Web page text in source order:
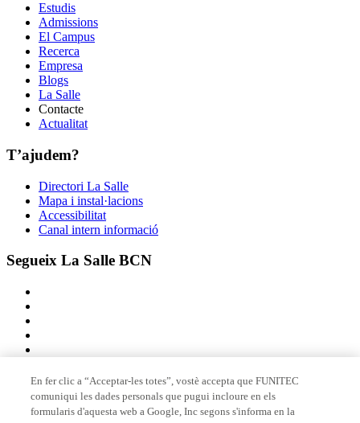
Estudis
Admissions
El Campus
Recerca
Empresa
Blogs
La Salle
Contacte
Actualitat
T’ajudem?
Directori La Salle
Mapa i instal·lacions
Accessibilitat
Canal intern informació
Segueix La Salle BCN
Membre de
En fer clic a “Acceptar-les totes”, vostè accepta que FUNITEC
comuniqui les dades personals que pugui incloure en els
formularis d'aquesta web a Google, Inc segons s'informa en la